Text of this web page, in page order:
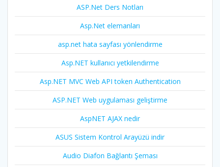
ASP.Net Ders Notları
Asp.Net elemanları
asp.net hata sayfası yönlendirme
Asp.NET kullanıcı yetkilendirme
Asp.NET MVC Web API token Authentication
ASP.NET Web uygulaması geliştirme
AspNET AJAX nedir
ASUS Sistem Kontrol Arayüzü indir
Audio Diafon Bağlantı Şeması